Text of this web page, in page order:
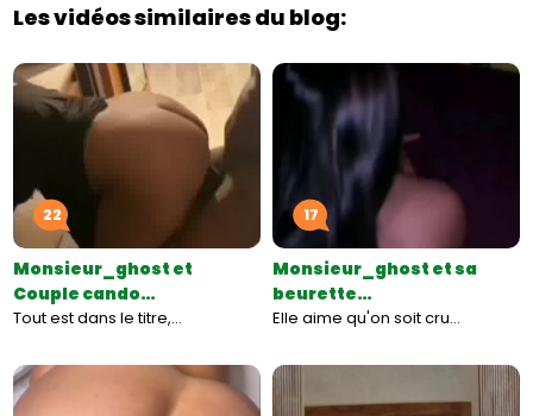
Les vidéos similaires du blog:
22
Monsieur_ghost et
Couple cando…
Tout est dans le titre,…
17
Monsieur_ghost et sa
beurette…
Elle aime qu'on soit cru…